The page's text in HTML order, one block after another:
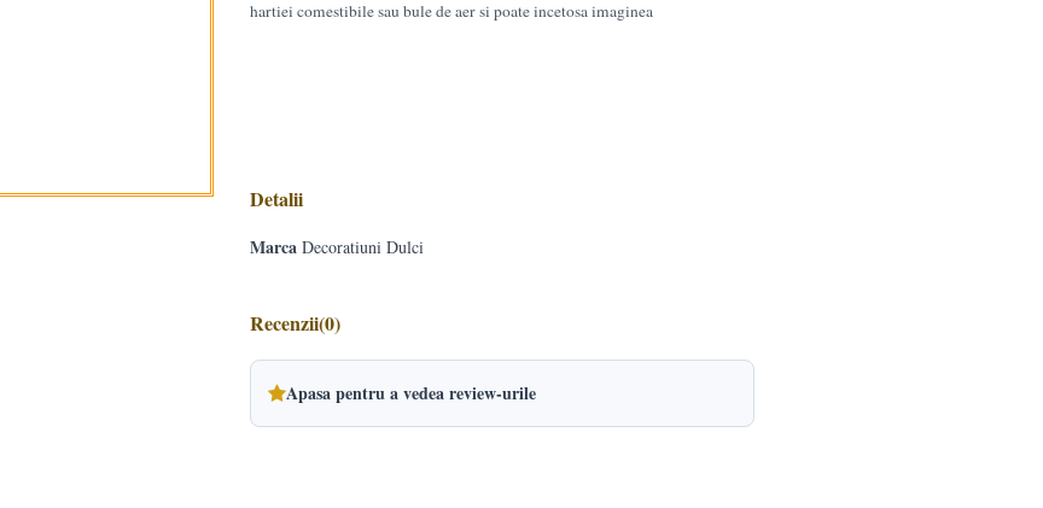
hartiei comestibile sau bule de aer si poate incetosa imaginea
Detalii
Marca Decoratiuni Dulci
Recenzii(0)
Apasa pentru a vedea review-urile